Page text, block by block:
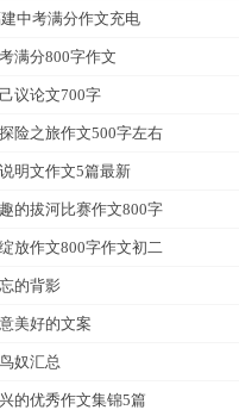
中考满分作文充电
满分800字作文
议论文700字
险之旅作文500字左右
明文作文5篇最新
的拔河比赛作文800字
放作文800字作文初二
的背影
美好的文案
奴汇总
的优秀作文集锦5篇